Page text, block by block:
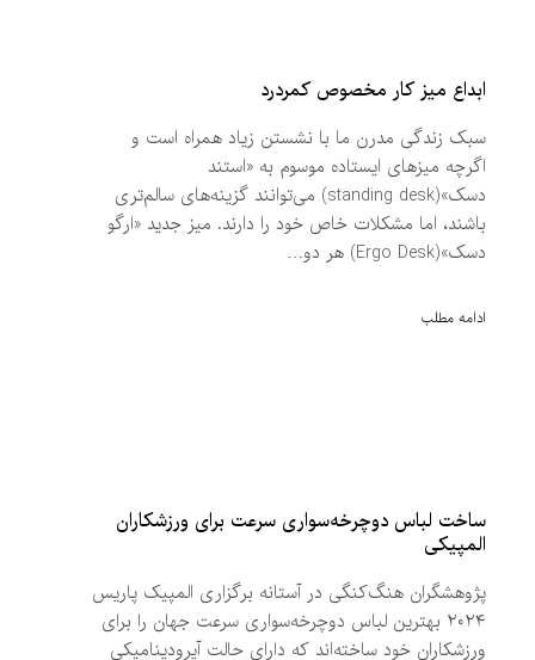
ابداع میز کار مخصوص کمردرد
سبک زندگی مدرن ما با نشستن زیاد همراه است و
اگرچه میزهای ایستاده موسوم به «استند
دسک»(standing desk) می‌توانند گزینه‌های سالم‌تری
باشند، اما مشکلات خاص خود را دارند. میز جدید «ارگو
دسک»(Ergo Desk) هر دو…
ادامه مطلب
ساخت لباس دوچرخه‌سواری سرعت برای ورزشکاران
المپیکی
پژوهشگران هنگ‌کنگی در آستانه برگزاری المپیک پاریس
۲۰۲۴ بهترین لباس دوچرخه‌سواری سرعت جهان را برای
ورزشکاران خود ساخته‌اند که دارای حالت آیرودینامیکی